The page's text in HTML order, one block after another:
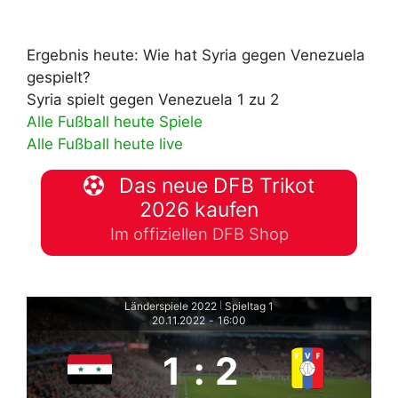
Ergebnis heute: Wie hat Syria gegen Venezuela
gespielt?
Syria spielt gegen Venezuela 1 zu 2
Alle Fußball heute Spiele
Alle Fußball heute live
Das neue DFB Trikot
2026 kaufen
Im offiziellen DFB Shop
Länderspiele 2022 Spieltag 1
20.11.2022 - 16:00
1 : 2